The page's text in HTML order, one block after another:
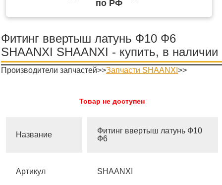
по РФ
Фитинг ввертыш латунь Ф10 Ф6
SHAANXI SHAANXI - купить, в наличии
Производители запчастей>>Запчасти SHAANXI >>
Товар не доступен
Название
Фитинг ввертыш латунь Ф10
Ф6
Артикул SHAANXI